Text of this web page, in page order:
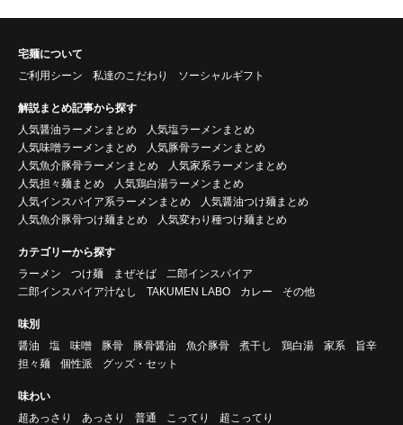
宅麺について
ご利用シーン
私達のこだわり ソーシャルギフト
解説まとめ記事から探す
人気醤油ラーメンまとめ
人気塩ラーメンまとめ
人気味噌ラーメンまとめ
人気豚骨ラーメンまとめ
人気魚介豚骨ラーメンまとめ
人気家系ラーメンまとめ
人気担々麺まとめ
人気鶏白湯ラーメンまとめ
人気インスパイア系ラーメンまとめ
人気醤油つけ麺まとめ
人気魚介豚骨つけ麺まとめ
人気変わり種つけ麺まとめ
カテゴリーから探す
ラーメン
つけ麺 まぜそば
二郎インスパイア
二郎インスパイア汁なし
TAKUMEN LABO カレー その他
味別
醤油
塩 味噌 豚骨 豚骨醤油 魚介豚骨 煮干し 鶏白湯 家系
旨辛
担々麺
個性派 グッズ・セット
味わい
超あっさり
あっさり 普通 こってり 超こってり